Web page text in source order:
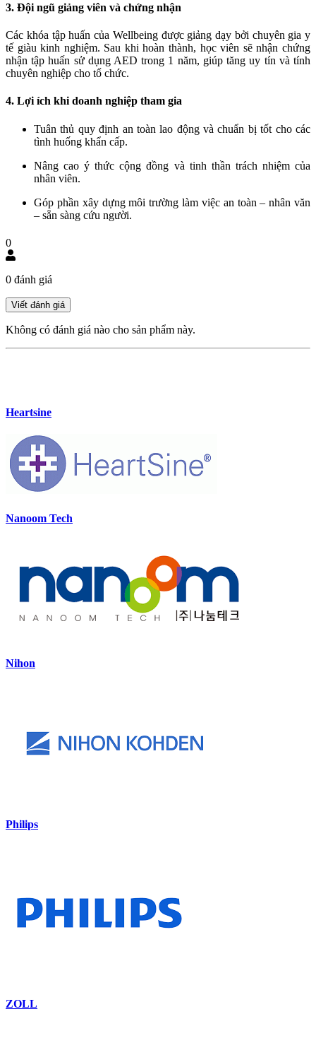
3. Đội ngũ giảng viên và chứng nhận
Các khóa tập huấn của Wellbeing được giảng dạy bởi chuyên gia y
tế giàu kinh nghiệm. Sau khi hoàn thành, học viên sẽ nhận chứng
nhận tập huấn sử dụng AED trong 1 năm, giúp tăng uy tín và tính
chuyên nghiệp cho tổ chức.
4. Lợi ích khi doanh nghiệp tham gia
Tuân thủ quy định an toàn lao động và chuẩn bị tốt cho các
tình huống khẩn cấp.
Nâng cao ý thức cộng đồng và tinh thần trách nhiệm của
nhân viên.
Góp phần xây dựng môi trường làm việc an toàn – nhân văn
– sẵn sàng cứu người.
0
0 đánh giá
Không có đánh giá nào cho sản phẩm này.
Heartsine
Nanoom Tech
Nihon
Philips
ZOLL